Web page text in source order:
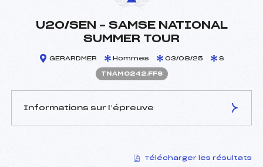
U20/SEN – SAMSE NATIONAL
SUMMER TOUR
GERARDMER Hommes 03/08/25 S
TNAM0242.FFS
Informations sur l’épreuve
GOUY ETIENNE (DA)
Télécharger les résultats